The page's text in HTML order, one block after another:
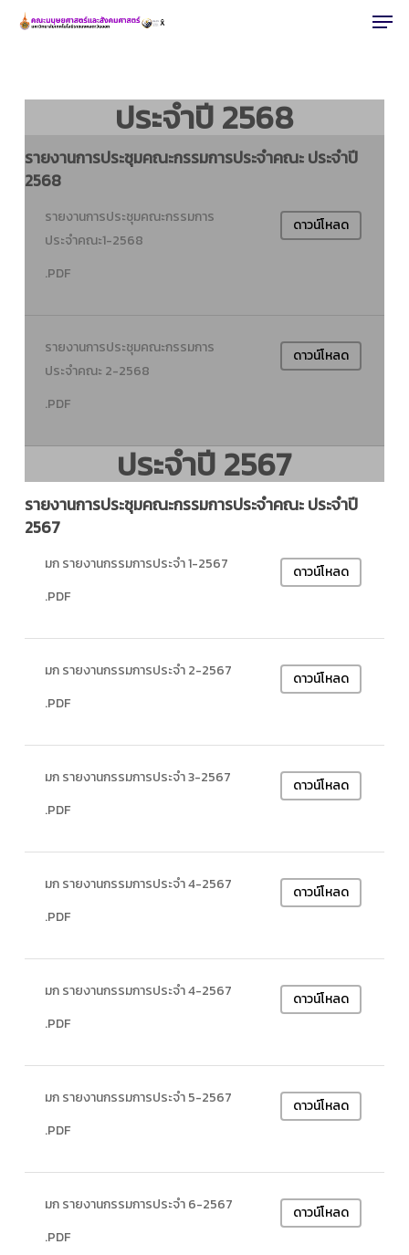
ประจำปี 2568
รายงานการประชุมคณะกรรมการประจำคณะ ประจำปี
2568
รายงานการประชุมคณะกรรมการ
ประจำคณะ1-2568
.PDF
ดาวน์โหลด
รายงานการประชุมคณะกรรมการ
ประจำคณะ 2-2568
.PDF
ดาวน์โหลด
ประจำปี 2567
รายงานการประชุมคณะกรรมการประจำคณะ ประจำปี
2567
มก รายงานกรรมการประจำ 1-2567
.PDF
ดาวน์โหลด
มก รายงานกรรมการประจำ 2-2567
.PDF
ดาวน์โหลด
มก รายงานกรรมการประจำ 3-2567
.PDF
ดาวน์โหลด
มก รายงานกรรมการประจำ 4-2567
.PDF
ดาวน์โหลด
มก รายงานกรรมการประจำ 4-2567
.PDF
ดาวน์โหลด
มก รายงานกรรมการประจำ 5-2567
.PDF
ดาวน์โหลด
มก รายงานกรรมการประจำ 6-2567
.PDF
ดาวน์โหลด